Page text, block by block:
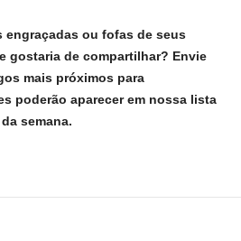
engraçadas ou fofas de seus
gostaria de compartilhar? Envie
mais próximos para
poderão aparecer em nossa lista
semana.